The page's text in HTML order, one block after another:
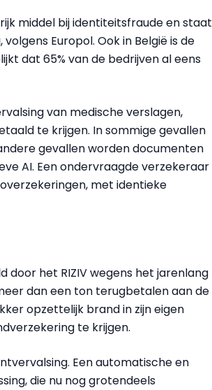
middel bij identiteitsfraude en staat
Europol. Ook in België is de
dat 65% van de bedrijven al eens
van medische verslagen,
te krijgen. In sommige gevallen
gevallen worden documenten
AI. Een ondervraagde verzekeraar
met identieke
door het RIZIV wegens het jarenlang
dan een ton terugbetalen aan de
opzettelijk brand in zijn eigen
te krijgen.
Een automatische en
die nu nog grotendeels